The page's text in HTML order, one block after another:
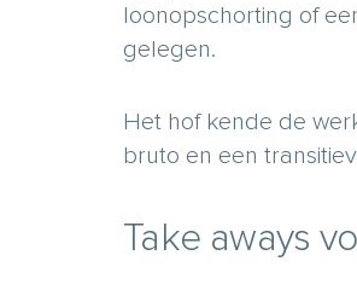
loonopschorting of
gelegen.
Het hof kende de
bruto en een
Take aways